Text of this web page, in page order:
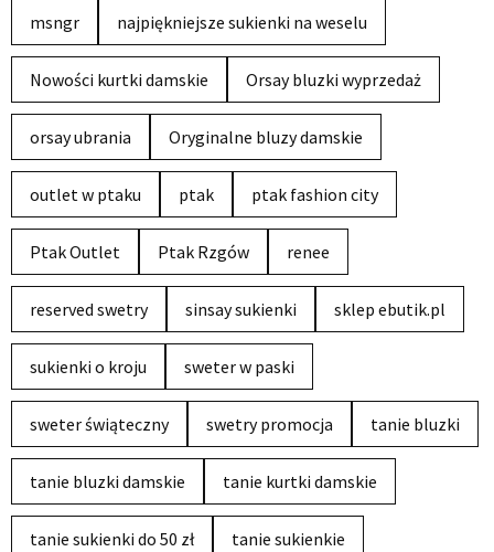
msngr najpiękniejsze sukienki na weselu
Nowości kurtki damskie Orsay bluzki wyprzedaż
orsay ubrania Oryginalne bluzy damskie
outlet w ptaku ptak ptak fashion city
Ptak Outlet Ptak Rzgów renee
reserved swetry sinsay sukienki sklep ebutik.pl
sukienki o kroju sweter w paski
sweter świąteczny swetry promocja tanie bluzki
tanie bluzki damskie tanie kurtki damskie
tanie sukienki do 50 zł tanie sukienkie